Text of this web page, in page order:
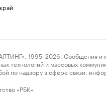
1995–2026. Сообщения и
технологий и массовых
по надзору в сфере связи,
«РБК».